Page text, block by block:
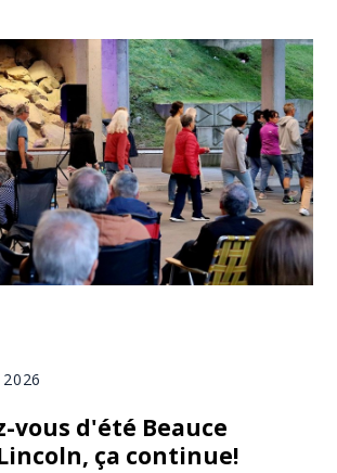
vous d'été Beauce
ça continue!